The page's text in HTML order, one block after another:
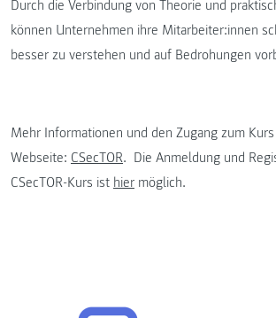
Durch die Verbindung von Theorie und
können Unternehmen ihre Mitarbeiter:innen
besser zu verstehen und auf Bedrohungen
Mehr Informationen und den Zugang zum
Webseite: CSecTOR. Die Anmeldung und
CSecTOR-Kurs ist hier möglich.